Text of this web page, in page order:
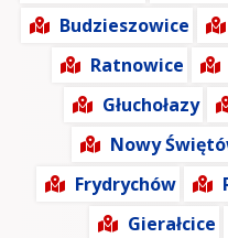
Budzieszowice
Ratnowice
Głuchołazy
Nowy
Frydrychów
Gierałcice